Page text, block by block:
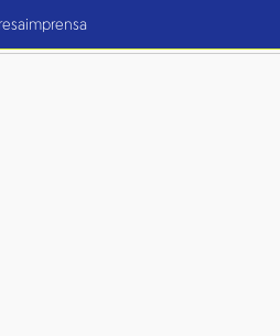
imprensa